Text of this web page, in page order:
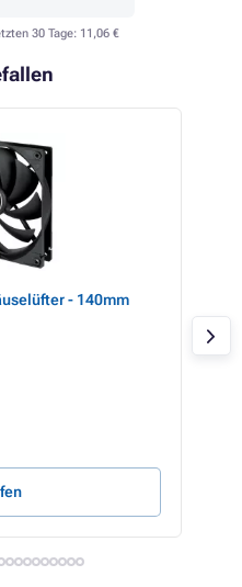
30 Tage: 11,06 €
- 140mm